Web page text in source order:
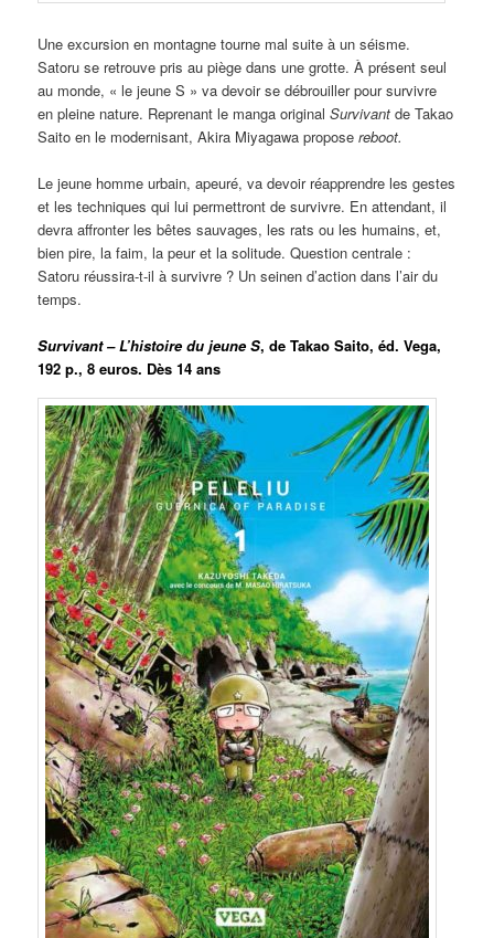
Une excursion en montagne tourne mal suite à un séisme.
Satoru se retrouve pris au piège dans une grotte. À présent seul
au monde, « le jeune S » va devoir se débrouiller pour survivre
en pleine nature. Reprenant le manga originalSurvivant de Takao
Saito en le modernisant, Akira Miyagawa proposereboot.
Le jeune homme urbain, apeuré, va devoir réapprendre les gestes
et les techniques qui lui permettront de survivre. En attendant, il
devra affronter les bêtes sauvages, les rats ou les humains, et,
bien pire, la faim, la peur et la solitude. Question centrale :
Satoru réussira-t-il à survivre ? Un seinen d’action dans l’air du
temps.
Survivant – L’histoire du jeune S,de Takao Saito, éd. Vega,
192 p., 8 euros. Dès 14 ans